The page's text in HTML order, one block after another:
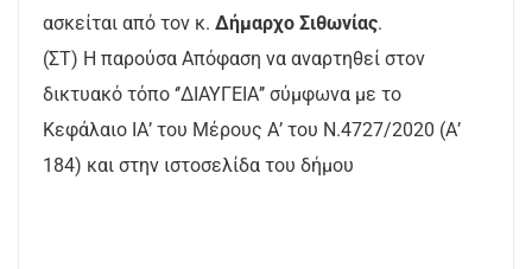
ασκείται από τον κ. Δήμαρχο Σιθωνίας.
(ΣΤ) Η παρούσα Απόφαση να αναρτηθεί στον
δικτυακό τόπο ‘’ΔΙΑΥΓΕΙΑ’’ σύμφωνα με το
Κεφάλαιο ΙΑ’ του Μέρους Α’ του Ν.4727/2020 (Α’
184) και στην ιστοσελίδα του δήμου